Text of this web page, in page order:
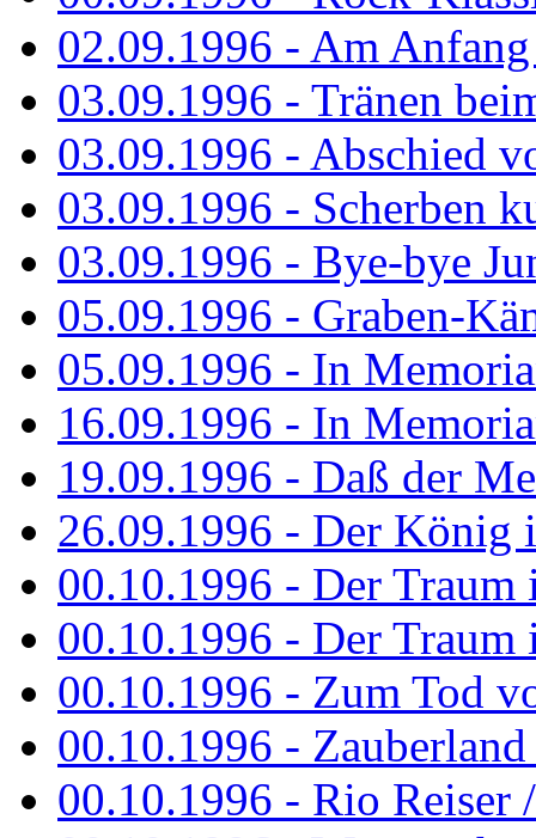
02.09.1996 - Am
03.09.1996 - Tränen
03.09.1996 - Abschied
03.09.1996 - Scherben
03.09.1996 - Bye-bye
05.09.1996 - Graben-
05.09.1996 - In
16.09.1996 - In
19.09.1996 - Daß der
26.09.1996 - Der König
00.10.1996 - Der Traum
00.10.1996 - Der Traum
00.10.1996 - Zum Tod
00.10.1996 -
00.10.1996 - Rio Reiser